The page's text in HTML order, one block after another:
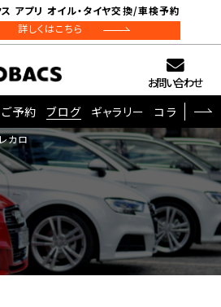
アプリ オイル・タイヤ交換/車検予約
詳しくはこちら
お問い合わせ
ご予約 ブログ ギャラリー コラム
カロ